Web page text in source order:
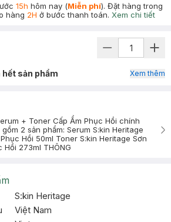
15h hôm nay (Miễn phí). Đặt hàng trong
hàng 2H ở bước thanh toán. Xem chi tiết
sản phẩm Xem thêm
+ Toner Cấp Ẩm Phục Hồi chính
2 sản phẩm: Serum S:kin Heritage
Hồi 50ml Toner S:kin Heritage Sơn
273ml THÔNG
S:kin Heritage
Việt Nam